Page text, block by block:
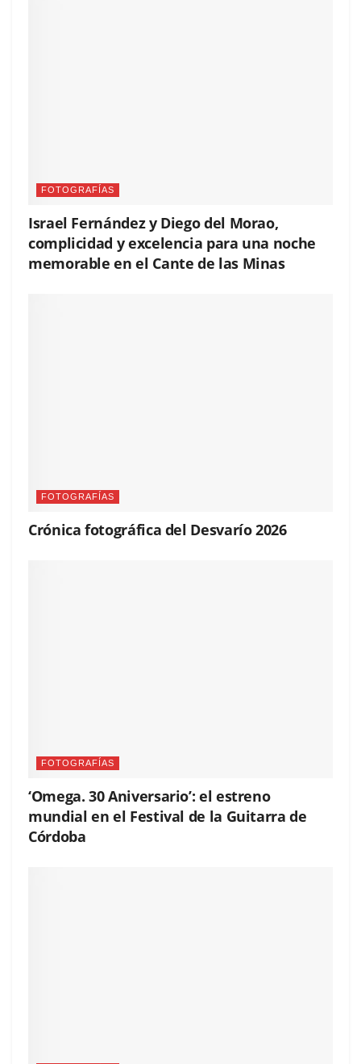
FOTOGRAFÍAS
Israel Fernández y Diego del Morao,
complicidad y excelencia para una noche
memorable en el Cante de las Minas
FOTOGRAFÍAS
Crónica fotográfica del Desvarío 2026
FOTOGRAFÍAS
‘Omega. 30 Aniversario’: el estreno
mundial en el Festival de la Guitarra de
Córdoba